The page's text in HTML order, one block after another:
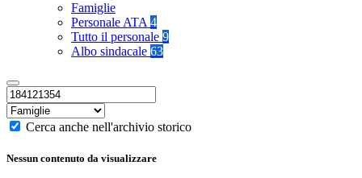
Famiglie
Personale ATA 4
Tutto il personale 9
Albo sindacale 63
Cerca anche nell'archivio storico
Nessun contenuto da visualizzare